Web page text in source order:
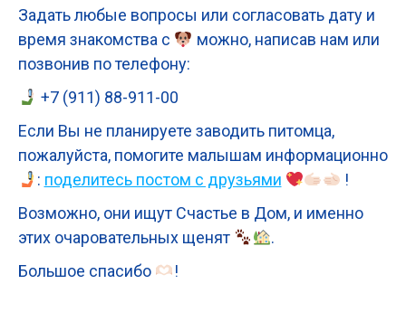
Задать любые вопросы или согласовать дату и
время знакомства с
можно, написав нам или
позвонив по телефону:
+7 (911) 88-911-00
Если Вы не планируете заводить питомца,
пожалуйста, помогите малышам информационно
: поделитесь постом с друзьями
!
Возможно, они ищут Счастье в Дом, и именно
этих очаровательных щенят
.
Большое спасибо
!